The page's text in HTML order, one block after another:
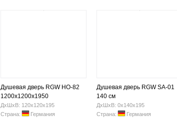
Душевая дверь RGW HO-82
1200x1200х1950
(Прозрачная)
ДхШхВ: 120х120х195
Страна:
Германия
Душевая дверь RGW SA-01
140 см
ДхШхВ: 0х140х195
Страна:
Германия